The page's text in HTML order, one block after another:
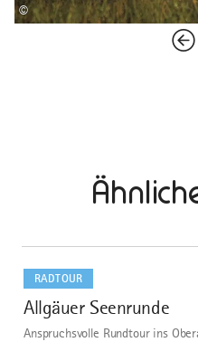
©
RADTOUR
1
Allgäuer Seenrunde
Anspruchsvolle Rundtour ins
dazu